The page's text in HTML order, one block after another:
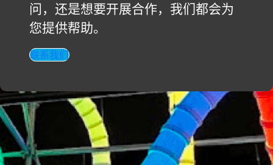
问，还是想要开展合作，我们都会为
您提供帮助。
联系我们